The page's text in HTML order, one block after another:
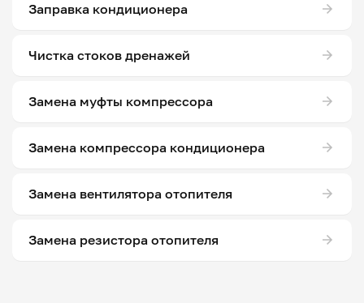
Заправка кондиционера
Чистка стоков дренажей
Замена муфты компрессора
Замена компрессора кондиционера
Замена вентилятора отопителя
Замена резистора отопителя